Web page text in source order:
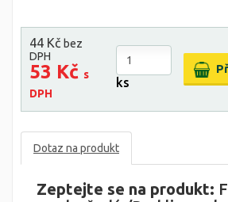
44 Kč bez
DPH
53 Kč s
DPH
ks
Dotaz na produkt
Zeptejte se na produkt: